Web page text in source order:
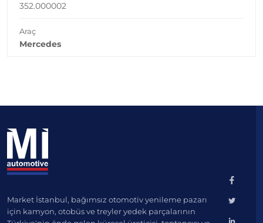
352.000002
Araç
Mercedes
Market İstanbul, bağımsız otomotiv yenileme pazarı
için kamyon, otobüs ve treyler yedek parçalarının